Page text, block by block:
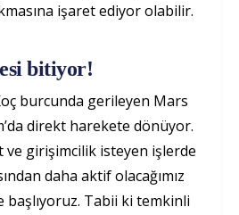
işaret ediyor olabilir.
bitiyor!
burcunda gerileyen Mars
direkt harekete dönüyor.
ve girişimcilik isteyen işlerde
daha aktif olacağımız
başlıyoruz. Tabii ki temkinli